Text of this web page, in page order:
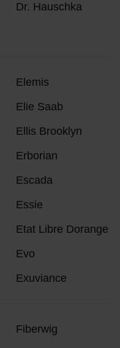
Dr. Hauschka
Elemis
Elie Saab
Ellis Brooklyn
Erborian
Escada
Essie
Etat Libre Dorange
Evo
Exuviance
Fiberwig